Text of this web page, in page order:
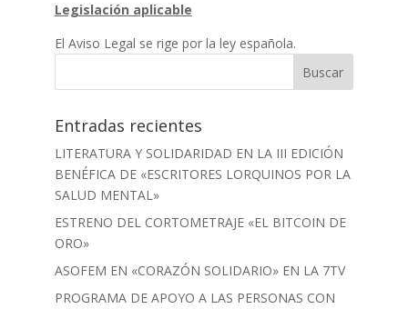
Legislación aplicable
El Aviso Legal se rige por la ley española.
Entradas recientes
LITERATURA Y SOLIDARIDAD EN LA III EDICIÓN
BENÉFICA DE «ESCRITORES LORQUINOS POR LA
SALUD MENTAL»
ESTRENO DEL CORTOMETRAJE «EL BITCOIN DE
ORO»
ASOFEM EN «CORAZÓN SOLIDARIO» EN LA 7TV
PROGRAMA DE APOYO A LAS PERSONAS CON